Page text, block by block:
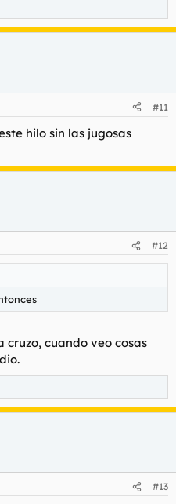
#11
hilo sin las jugosas
#12
cruzo, cuando veo cosas
#13